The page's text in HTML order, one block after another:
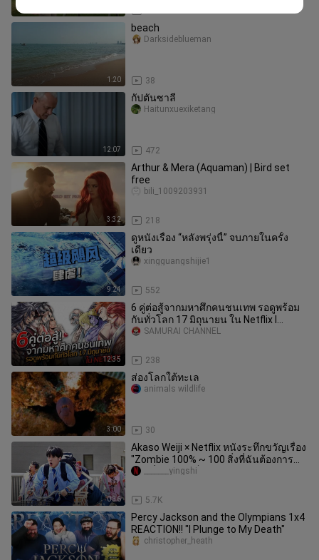
1:20
beach
38
Darksideblueman
12:07
กัปตันซาลี
472
Haitunxuexiketang
3:32
Arthur & Mera (Aquaman) | Bird set
free
218
bili_1009203931
9:24
ดูหนังเรื่อง “หลังพรุ่งนี้” จบภายในครั้ง
เดียว
552
xingguangshijie1
12:35
6 คู่ต่อสู้จากมหาศึกคนชนเทพ รอดูพร้อม
กันทั่วโลก 17 มิถุนายน ใน Netflix l
Record of Ragnarok
238
SAMURAI CHANNEL
3:00
ส่องโลกใต้ทะเล
30
animals wildlife
0:36
Akaso Weiji × Netflix หนังระทึกขวัญเรื่อง
"Zombie 100% ~ 100 สิ่งที่ฉันต้องการทำ
ก่อนที่จะกลายเป็นซอม
5.7K
_______yingshi
Percy Jackson and the Olympians 1x4
REACTION!! "I Plunge to My Death"
christopher_heath